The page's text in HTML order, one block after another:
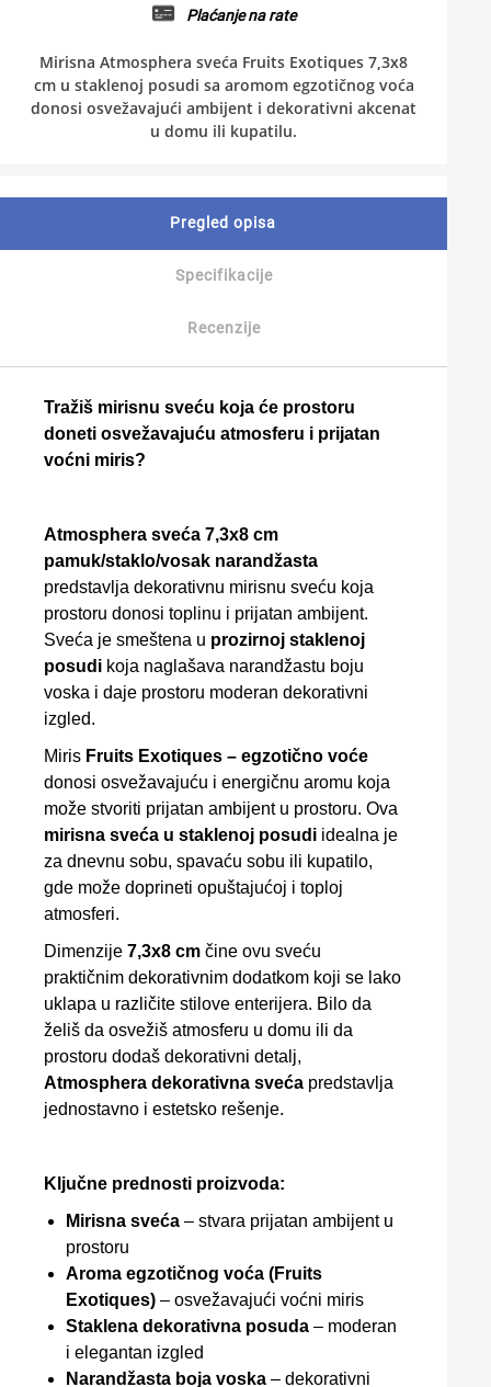
Plaćanje na rate
Mirisna Atmosphera sveća Fruits Exotiques 7,3x8
cm u staklenoj posudi sa aromom egzotičnog voća
donosi osvežavajući ambijent i dekorativni akcenat
u domu ili kupatilu.
Pregled opisa
Specifikacije
Recenzije
Tražiš mirisnu sveću koja će prostoru
doneti osvežavajuću atmosferu i prijatan
voćni miris?
Atmosphera sveća 7,3x8 cm
pamuk/staklo/vosak narandžasta
predstavlja dekorativnu mirisnu sveću koja
prostoru donosi toplinu i prijatan ambijent.
Sveća je smeštena u prozirnoj staklenoj
posudi koja naglašava narandžastu boju
voska i daje prostoru moderan dekorativni
izgled.
Miris Fruits Exotiques – egzotično voće
donosi osvežavajuću i energičnu aromu koja
može stvoriti prijatan ambijent u prostoru. Ova
mirisna sveća u staklenoj posudi idealna je
za dnevnu sobu, spavaću sobu ili kupatilo,
gde može doprineti opuštajućoj i toploj
atmosferi.
Dimenzije 7,3x8 cm čine ovu sveću
praktičnim dekorativnim dodatkom koji se lako
uklapa u različite stilove enterijera. Bilo da
želiš da osvežiš atmosferu u domu ili da
prostoru dodaš dekorativni detalj,
Atmosphera dekorativna sveća predstavlja
jednostavno i estetsko rešenje.
Ključne prednosti proizvoda:
Mirisna sveća – stvara prijatan ambijent u
prostoru
Aroma egzotičnog voća (Fruits
Exotiques) – osvežavajući voćni miris
Staklena dekorativna posuda – moderan
i elegantan izgled
Narandžasta boja voska – dekorativni